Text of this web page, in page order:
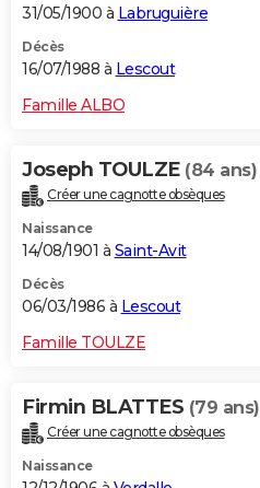
31/05/1900 à Labruguière
Décès
16/07/1988 à Lescout
Famille ALBO
Joseph TOULZE (84 ans)
Créer une cagnotte obsèques
Naissance
14/08/1901 à Saint-Avit
Décès
06/03/1986 à Lescout
Famille TOULZE
Firmin BLATTES (79 ans)
Créer une cagnotte obsèques
Naissance